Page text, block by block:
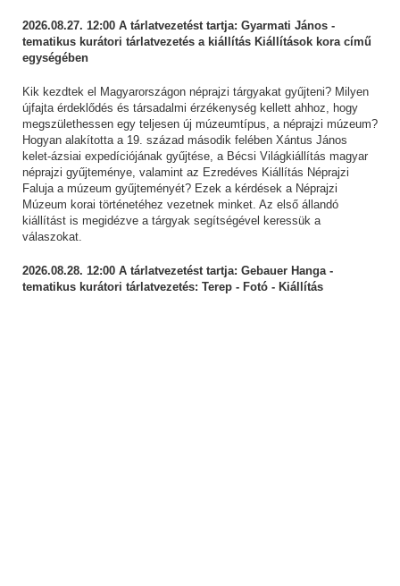
2026.08.27. 12:00 A tárlatvezetést tartja: Gyarmati János -
tematikus kurátori tárlatvezetés a kiállítás Kiállítások kora című
egységében
Kik kezdtek el Magyarországon néprajzi tárgyakat gyűjteni? Milyen
újfajta érdeklődés és társadalmi érzékenység kellett ahhoz, hogy
megszülethessen egy teljesen új múzeumtípus, a néprajzi múzeum?
Hogyan alakította a 19. század második felében Xántus János
kelet-ázsiai expedíciójának gyűjtése, a Bécsi Világkiállítás magyar
néprajzi gyűjteménye, valamint az Ezredéves Kiállítás Néprajzi
Faluja a múzeum gyűjteményét? Ezek a kérdések a Néprajzi
Múzeum korai történetéhez vezetnek minket. Az első állandó
kiállítást is megidézve a tárgyak segítségével keressük a
válaszokat.
2026.08.28. 12:00 A tárlatvezetést tartja: Gebauer Hanga -
tematikus kurátori tárlatvezetés: Terep - Fotó - Kiállítás